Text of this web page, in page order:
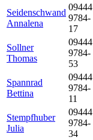
Seidenschwand
Annalena
09444
9784-
17
Sollner
Thomas
09444
9784-
53
Spannrad
Bettina
09444
9784-
11
Stempfhuber
Julia
09444
9784-
34